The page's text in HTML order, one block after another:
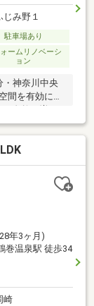
み野１
駐車場あり
ームリノベーシ
ョン
・神奈川中央
間を有効に利
自然と増え
2台可能(車種
室・トイレ・
洋室間仕切り
張【外装】外
ウスクリーニ
分・ローソン
年3ヶ月)
巻温泉駅 徒歩34
崎